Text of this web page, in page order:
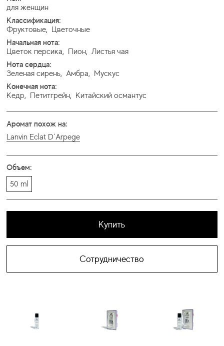
для женщин
Классификация:
Фруктовые, Цветочные
Начальная нота:
Цветок персика, Пион, Листья чая
Нота сердца:
Зеленая сирень, Амбра, Мускус
Конечная нота:
Кедр, Петитгрейн, Китайский османтус
Аромат похож на:
Lanvin Eclat D`Arpege
Объем:
50 ml
Купить
Сотрудничество